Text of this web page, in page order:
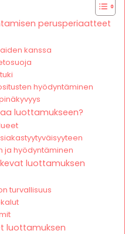
perusperiaatteet
kanssa
hyödyntäminen
luottamukseen?
ja hyödyntäminen
luottamuksen
turvallisuus
luottamuksen